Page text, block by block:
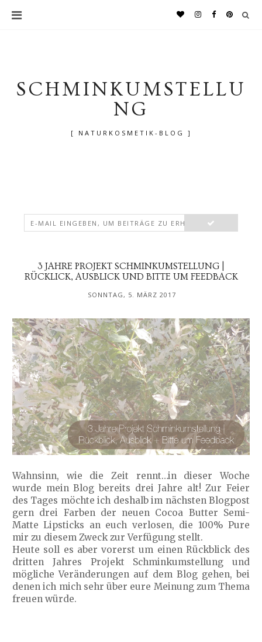
SCHMINKUMSTELLU
NG
[ NATURKOSMETIK-BLOG ]
3 JAHRE PROJEKT SCHMINKUMSTELLUNG |
RÜCKLICK, AUSBLICK UND BITTE UM FEEDBACK
SONNTAG, 5. MÄRZ 2017
Wahnsinn, wie die Zeit rennt…in dieser Woche
wurde mein Blog bereits drei Jahre alt! Zur Feier
des Tages möchte ich deshalb im nächsten Blogpost
gern drei Farben der neuen Cocoa Butter Semi-
Matte Lipsticks an euch verlosen, die 100% Pure
mir zu diesem Zweck zur Verfügung stellt.
Heute soll es aber vorerst um einen Rückblick des
dritten Jahres Projekt Schminkumstellung und
mögliche Veränderungen auf dem Blog gehen, bei
denen ich mich sehr über eure Meinung zum Thema
freuen würde.